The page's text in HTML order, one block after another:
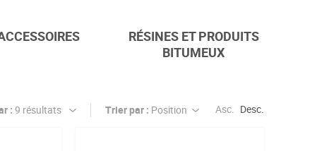
RÉSINES ET PRODUITS
BITUMEUX
: Trier par : Asc. Desc.